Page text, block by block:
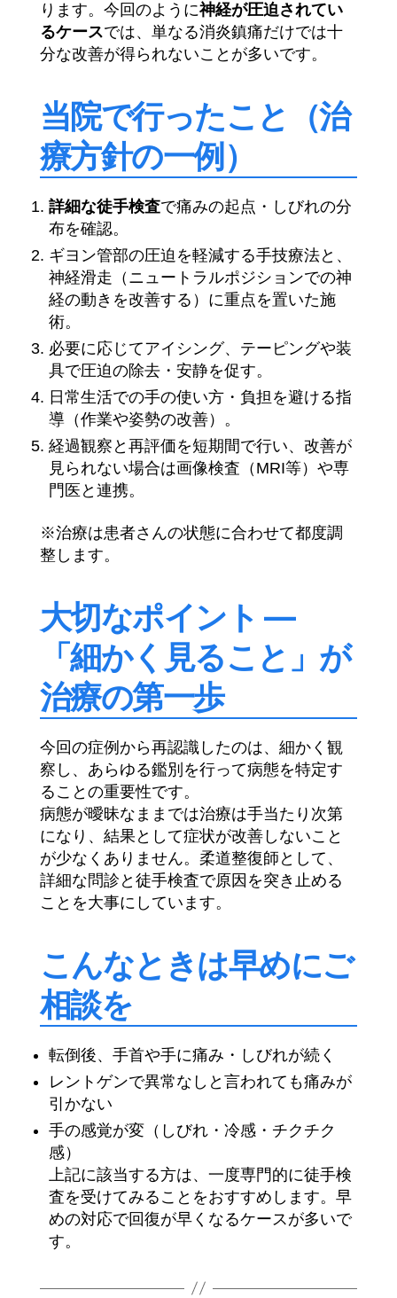
ります。今回のように神経が圧迫されてい
るケースでは、単なる消炎鎮痛だけでは十
分な改善が得られないことが多いです。
当院で行ったこと（治
療方針の一例）
詳細な徒手検査で痛みの起点・しびれの分
布を確認。
ギヨン管部の圧迫を軽減する手技療法と、
神経滑走（ニュートラルポジションでの神
経の動きを改善する）に重点を置いた施
術。
必要に応じてアイシング、テーピングや装
具で圧迫の除去・安静を促す。
日常生活での手の使い方・負担を避ける指
導（作業や姿勢の改善）。
経過観察と再評価を短期間で行い、改善が
見られない場合は画像検査（MRI等）や専
門医と連携。
※治療は患者さんの状態に合わせて都度調
整します。
大切なポイント —
「細かく見ること」が
治療の第一歩
今回の症例から再認識したのは、細かく観
察し、あらゆる鑑別を行って病態を特定す
ることの重要性です。
病態が曖昧なままでは治療は手当たり次第
になり、結果として症状が改善しないこと
が少なくありません。柔道整復師として、
詳細な問診と徒手検査で原因を突き止める
ことを大事にしています。
こんなときは早めにご
相談を
転倒後、手首や手に痛み・しびれが続く
レントゲンで異常なしと言われても痛みが
引かない
手の感覚が変（しびれ・冷感・チクチク
感）
上記に該当する方は、一度専門的に徒手検
査を受けてみることをおすすめします。早
めの対応で回復が早くなるケースが多いで
す。